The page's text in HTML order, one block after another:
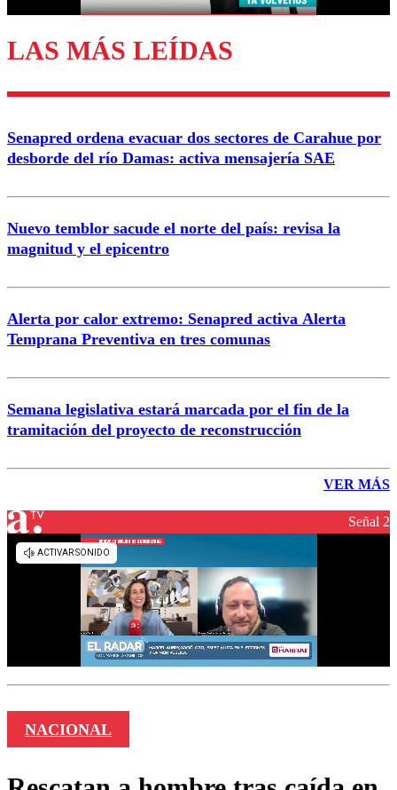
Enviar comentario
LAS MÁS LEÍDAS
Senapred ordena evacuar dos sectores de Carahue por
desborde del río Damas: activa mensajería SAE
Nuevo temblor sacude el norte del país: revisa la
magnitud y el epicentro
Alerta por calor extremo: Senapred activa Alerta
Temprana Preventiva en tres comunas
Semana legislativa estará marcada por el fin de la
tramitación del proyecto de reconstrucción
VER MÁS
Señal 2
NACIONAL